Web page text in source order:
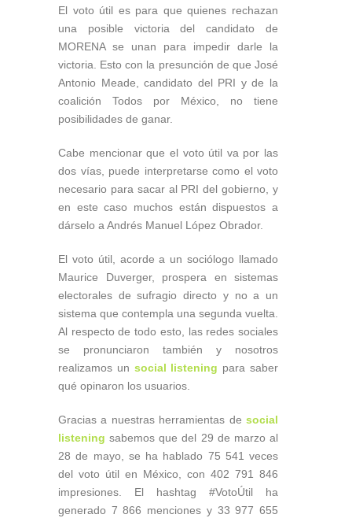
El voto útil es para que quienes rechazan
una posible victoria del candidato de
MORENA se unan para impedir darle la
victoria. Esto con la presunción de que José
Antonio Meade, candidato del PRI y de la
coalición Todos por México, no tiene
posibilidades de ganar.
Cabe mencionar que el voto útil va por las
dos vías, puede interpretarse como el voto
necesario para sacar al PRI del gobierno, y
en este caso muchos están dispuestos a
dárselo a Andrés Manuel López Obrador.
El voto útil, acorde a un sociólogo llamado
Maurice Duverger, prospera en sistemas
electorales de sufragio directo y no a un
sistema que contempla una segunda vuelta.
Al respecto de todo esto, las redes sociales
se pronunciaron también y nosotros
realizamos un social listening para saber
qué opinaron los usuarios.
Gracias a nuestras herramientas de social
listening sabemos que del 29 de marzo al
28 de mayo, se ha hablado 75 541 veces
del voto útil en México, con 402 791 846
impresiones. El hashtag #VotoÚtil ha
generado 7 866 menciones y 33 977 655